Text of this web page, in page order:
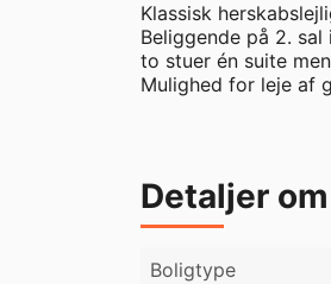
Klassisk
Beliggende på 2.
to stuer én suite
Mulighed for leje af
Detaljer
Boligtype